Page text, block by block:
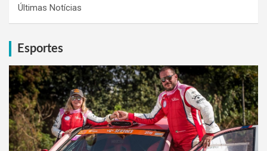
Últimas Notícias
Esportes